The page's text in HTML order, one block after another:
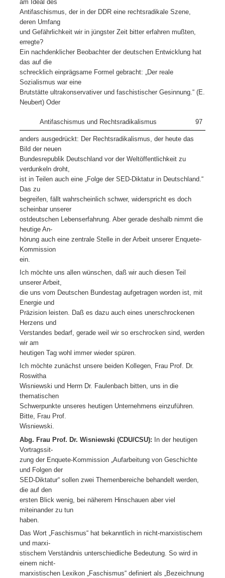
am Ideal des
Antifaschismus, der in der DDR eine rechtsradikale Szene,
deren Umfang
und Gefährlichkeit wir in jüngster Zeit bitter erfahren mußten,
erregte?
Ein nachdenklicher Beobachter der deutschen Entwicklung hat
das auf die
schrecklich einprägsame Formel gebracht: „Der reale
Sozialismus war eine
Brutstätte ultrakonservativer und faschistischer Gesinnung.“ (E.
Neubert) Oder
97
Antifaschismus und Rechtsradikalismus
anders ausgedrückt: Der Rechtsradikalismus, der heute das
Bild der neuen
Bundesrepublik Deutschland vor der Weltöffentlichkeit zu
verdunkeln droht,
ist in Teilen auch eine „Folge der SED-Diktatur in Deutschland.“
Das zu
begreifen, fällt wahrscheinlich schwer, widerspricht es doch
scheinbar unserer
ostdeutschen Lebenserfahrung. Aber gerade deshalb nimmt die
heutige An-
hörung auch eine zentrale Stelle in der Arbeit unserer Enquete-
Kommission
ein.
Ich möchte uns allen wünschen, daß wir auch diesen Teil
unserer Arbeit,
die uns vom Deutschen Bundestag aufgetragen worden ist, mit
Energie und
Präzision leisten. Daß es dazu auch eines unerschrockenen
Herzens und
Verstandes bedarf, gerade weil wir so erschrocken sind, werden
wir am
heutigen Tag wohl immer wieder spüren.
Ich möchte zunächst unsere beiden Kollegen, Frau Prof. Dr.
Roswitha
Wisniewski und Herrn Dr. Faulenbach bitten, uns in die
thematischen
Schwerpunkte unseres heutigen Unternehmens einzuführen.
Bitte, Frau Prof.
Wisniewski.
Abg. Frau Prof. Dr. Wisniewski (CDU/CSU): In der heutigen
Vortragssit-
zung der Enquete-Kommission „Aufarbeitung von Geschichte
und Folgen der
SED-Diktatur“ sollen zwei Themenbereiche behandelt werden,
die auf den
ersten Blick wenig, bei näherem Hinschauen aber viel
miteinander zu tun
haben.
Das Wort „Faschismus“ hat bekanntlich in nicht-marxistischem
und marxi-
stischem Verständnis unterschiedliche Bedeutung. So wird in
einem nicht-
marxistischen Lexikon „Faschismus“ definiert als „Bezeichnung